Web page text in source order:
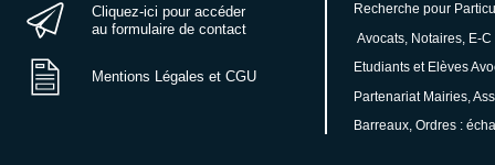
Cliquez-ici pour accéder
au formulaire de contact
Mentions Légales et CGU
Recherche pour
Avocats, Notaires, E-
Etudiants et Elèves
Partenariat Mairies,
Barreaux, Ordres :